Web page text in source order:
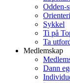
Odden-
Sykkel
Ti på
Ta
Medlemskap
Dann